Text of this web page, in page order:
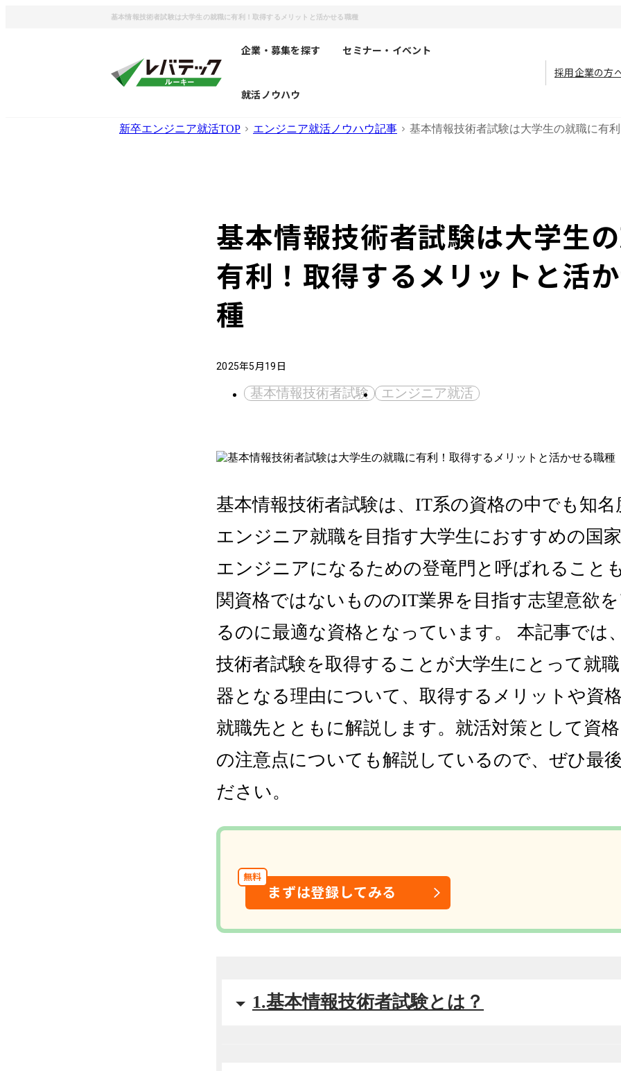
基本情報技術者試験は大学生の就職に有利！取得するメリットと活かせる職種
企業・募集を探す セミナー・イベント
就活ノウハウ
採用企業の方
新卒エンジニア就活TOP エンジニア就活ノウハウ記事 基本情報技術者試験は大学生の就職に有
基本情報技術者試験は大学生
有利！取得するメリットと活
種
2025年5月19日
基本情報技術者試験 エンジニア就活
基本情報技術者試験は、IT系の資格の中でも知名
エンジニア就職を目指す大学生におすすめの国家
エンジニアになるための登竜門と呼ばれること
関資格ではないもののIT業界を目指す志望意欲
るのに最適な資格となっています。 本記事では
技術者試験を取得することが大学生にとって就
器となる理由について、取得するメリットや資
就職先とともに解説します。就活対策として資
の注意点についても解説しているので、ぜひ最
ださい。
無料
まずは登録してみる
1.基本情報技術者試験とは？